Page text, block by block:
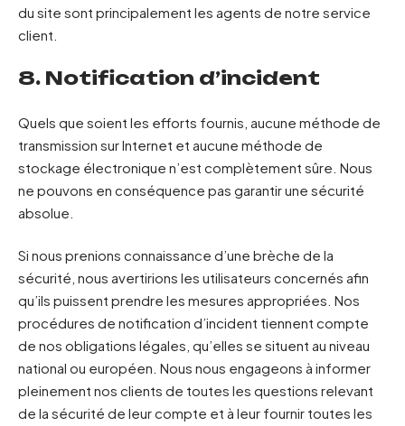
du site sont principalement les agents de notre service
client.
8. Notification d’incident
Quels que soient les efforts fournis, aucune méthode de
transmission sur Internet et aucune méthode de
stockage électronique n’est complètement sûre. Nous
ne pouvons en conséquence pas garantir une sécurité
absolue.
Si nous prenions connaissance d’une brèche de la
sécurité, nous avertirions les utilisateurs concernés afin
qu’ils puissent prendre les mesures appropriées. Nos
procédures de notification d’incident tiennent compte
de nos obligations légales, qu’elles se situent au niveau
national ou européen. Nous nous engageons à informer
pleinement nos clients de toutes les questions relevant
de la sécurité de leur compte et à leur fournir toutes les